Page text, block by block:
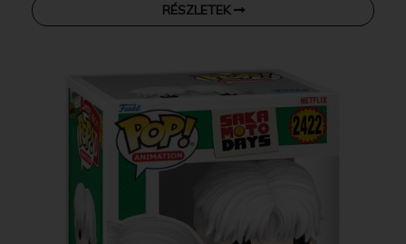
RÉSZLETEK